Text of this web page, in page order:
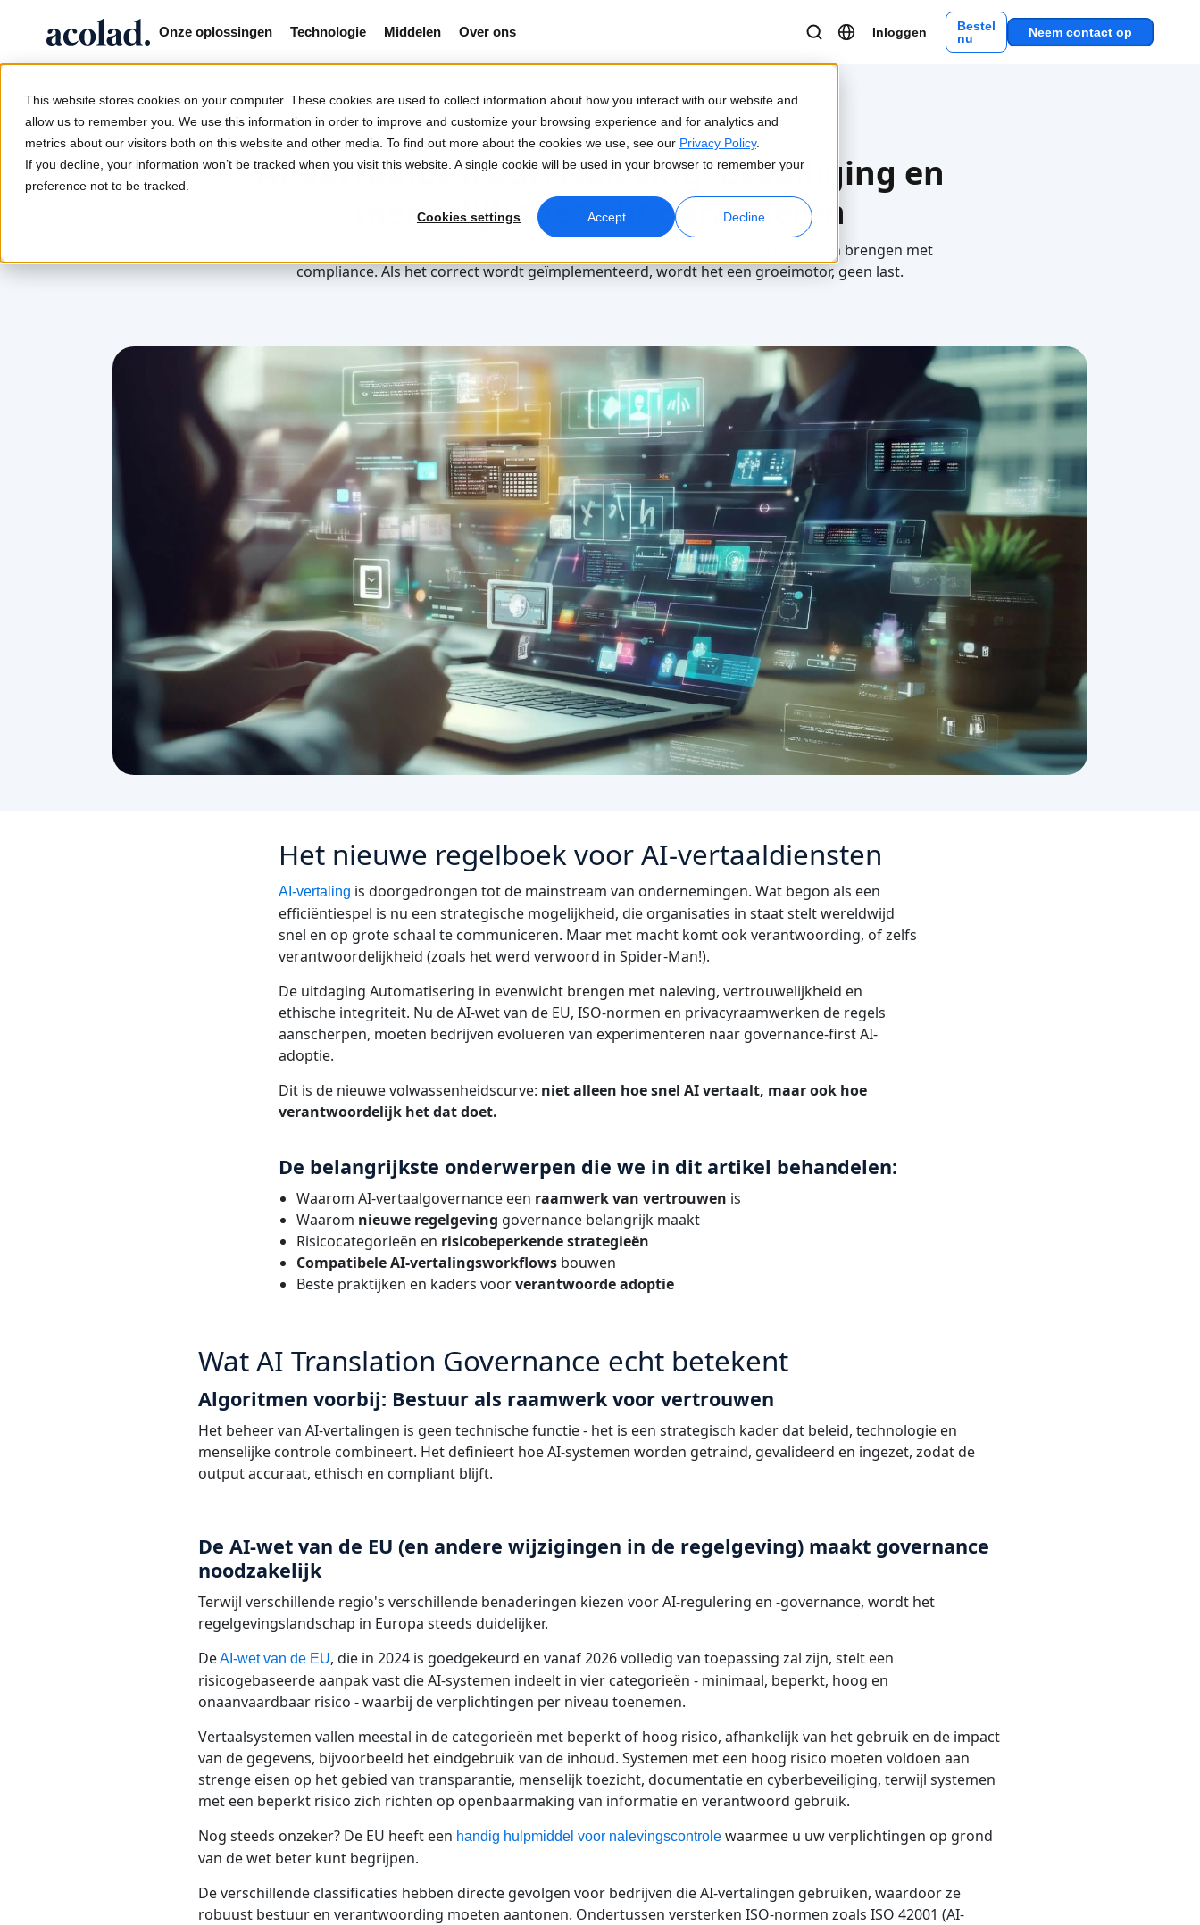
This website stores cookies on your computer. These cookies are used to collect information about how you interact with our website and
allow us to remember you. We use this information in order to improve and customize your browsing experience and for analytics and
metrics about our visitors both on this website and other media. To find out more about the cookies we use, see our Privacy Policy.
If you decline, your information won’t be tracked when you visit this website. A single cookie will be used in your browser to remember your
preference not to be tracked.
Cookies settings Accept Decline
Onze oplossingen Technologie Middelen Over ons Inloggen
Bestel
nu
Neem contact op
2025-10-31
AI-vertaalbestuur: Naleving, beveiliging en
menselijk toezicht garanderen
Verantwoord bestuur is belangrijk voor bedrijven die AI-innovatie in evenwicht willen brengen met
compliance. Als het correct wordt geïmplementeerd, wordt het een groeimotor, geen last.
Het nieuwe regelboek voor AI-vertaaldiensten
AI-vertaling is doorgedrongen tot de mainstream van ondernemingen. Wat begon als een
efficiëntiespel is nu een strategische mogelijkheid, die organisaties in staat stelt wereldwijd
snel en op grote schaal te communiceren. Maar met macht komt ook verantwoording, of zelfs
verantwoordelijkheid (zoals het werd verwoord in Spider-Man!).
De uitdaging Automatisering in evenwicht brengen met naleving, vertrouwelijkheid en
ethische integriteit. Nu de AI-wet van de EU, ISO-normen en privacyraamwerken de regels
aanscherpen, moeten bedrijven evolueren van experimenteren naar governance-first AI-
adoptie.
Dit is de nieuwe volwassenheidscurve: niet alleen hoe snel AI vertaalt, maar ook hoe
verantwoordelijk het dat doet.
De belangrijkste onderwerpen die we in dit artikel behandelen:
Waarom AI-vertaalgovernance een raamwerk van vertrouwen is
Waarom nieuwe regelgeving governance belangrijk maakt
Risicocategorieën en risicobeperkende strategieën
Compatibele AI-vertalingsworkflows bouwen
Beste praktijken en kaders voorverantwoorde adoptie
Wat AI Translation Governance echt betekent
Algoritmen voorbij: Bestuur als raamwerk voor vertrouwen
Het beheer van AI-vertalingen is geen technische functie - het is een strategisch kader dat beleid, technologie en
menselijke controle combineert. Het definieert hoe AI-systemen worden getraind, gevalideerd en ingezet, zodat de
output accuraat, ethisch en compliant blijft.
De AI-wet van de EU (en andere wijzigingen in de regelgeving) maakt governance
noodzakelijk
Terwijl verschillende regio's verschillende benaderingen kiezen voor AI-regulering en -governance, wordt het
regelgevingslandschap in Europa steeds duidelijker.
DeAI-wet van de EU, die in 2024 is goedgekeurd en vanaf 2026 volledig van toepassing zal zijn, stelt een
risicogebaseerde aanpak vast die AI-systemen indeelt in vier categorieën - minimaal, beperkt, hoog en
onaanvaardbaar risico - waarbij de verplichtingen per niveau toenemen.
Vertaalsystemen vallen meestal in de categorieën met beperkt of hoog risico, afhankelijk van het gebruik en de impact
van de gegevens, bijvoorbeeld het eindgebruik van de inhoud. Systemen met een hoog risico moeten voldoen aan
strenge eisen op het gebied van transparantie, menselijk toezicht, documentatie en cyberbeveiliging, terwijl systemen
met een beperkt risico zich richten op openbaarmaking van informatie en verantwoord gebruik.
Nog steeds onzeker? De EU heeft een handig hulpmiddel voor nalevingscontrole waarmee u uw verplichtingen op grond
van de wet beter kunt begrijpen.
De verschillende classificaties hebben directe gevolgen voor bedrijven die AI-vertalingen gebruiken, waardoor ze
robuust bestuur en verantwoording moeten aantonen. Ondertussen versterken ISO-normen zoals ISO 42001 (AI-